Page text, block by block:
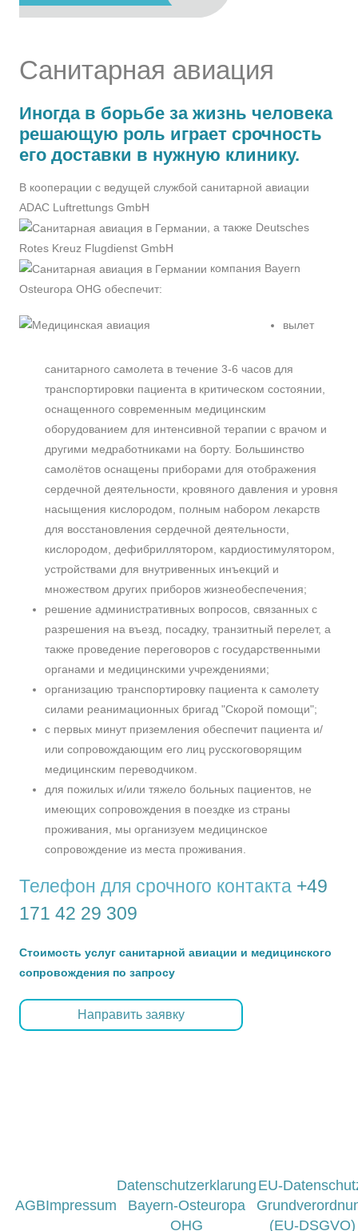
Санитарная авиация
Иногда в борьбе за жизнь человека
решающую роль играет срочность
его доставки в нужную клинику.
В кооперации с ведущей службой санитарной авиации
ADAC Luftrettungs GmbH
, а также Deutsches
Rotes Kreuz Flugdienst GmbH
компания Bayern
Osteuropa OHG обеспечит:
вылет
санитарного самолета в течение 3-6 часов для
транспортировки пациента в критическом состоянии,
оснащенного современным медицинским
оборудованием для интенсивной терапии с врачом и
другими медработниками на борту. Большинство
самолётов оснащены приборами для отображения
сердечной деятельности, кровяного давления и уровня
насыщения кислородом, полным набором лекарств
для восстановления сердечной деятельности,
кислородом, дефибриллятором, кардиостимулятором,
устройствами для внутривенных инъекций и
множеством других приборов жизнеобеспечения;
решение административных вопросов, связанных с
разрешения на въезд, посадку, транзитный перелет, а
также проведение переговоров с государственными
органами и медицинскими учреждениями;
организацию транспортировку пациента к самолету
силами реанимационных бригад "Скорой помощи";
с первых минут приземления обеспечит пациента и/
или сопровождающим его лиц русскоговорящим
медицинским переводчиком.
для пожилых и/или тяжело больных пациентов, не
имеющих сопровождения в поездке из страны
проживания, мы организуем медицинское
сопровождение из места проживания.
Телефон для срочного контакта +49
171 42 29 309
Стоимость услуг санитарной авиации и медицинского
сопровождения по запросу
Направить заявку
AGBImpressum
Datenschutzerklarung
Bayern-Osteuropa
OHG
EU-
(EU-DSGVO)